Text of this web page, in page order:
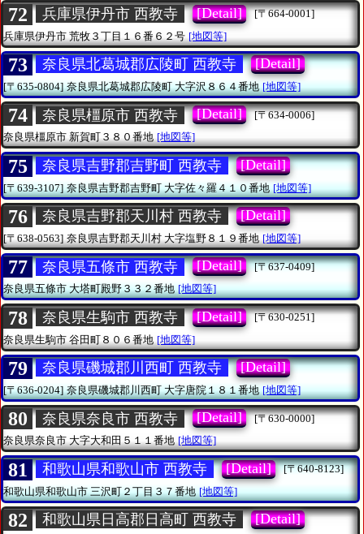
72 兵庫県伊丹市 西教寺 [Detail]
[〒664-0001]
兵庫県伊丹市 荒牧３丁目１６番６２号 [地図等]
73 奈良県北葛城郡広陵町 西教寺 [Detail]
[〒635-0804] 奈良県北葛城郡広陵町大字沢８６４番地 [地図等]
74 奈良県橿原市 西教寺 [Detail]
[〒634-0006]
奈良県橿原市新賀町３８０番地 [地図等]
75 奈良県吉野郡吉野町 西教寺 [Detail]
[〒639-3107] 奈良県吉野郡吉野町大字佐々羅４１０番地 [地図等]
76 奈良県吉野郡天川村 西教寺 [Detail]
[〒638-0563] 奈良県吉野郡天川村 大字塩野８１９番地 [地図等]
77 奈良県五條市 西教寺 [Detail]
[〒637-0409]
奈良県五條市大塔町殿野３３２番地 [地図等]
78 奈良県生駒市 西教寺 [Detail]
[〒630-0251]
奈良県生駒市 谷田町８０６番地 [地図等]
79 奈良県磯城郡川西町 西教寺 [Detail]
[〒636-0204] 奈良県磯城郡川西町大字唐院１８１番地 [地図等]
80 奈良県奈良市 西教寺 [Detail]
[〒630-0000]
奈良県奈良市大字大和田５１１番地 [地図等]
81 和歌山県和歌山市 西教寺 [Detail]
[〒640-8123]
和歌山県和歌山市三沢町２丁目３７番地 [地図等]
82 和歌山県日高郡日高町 西教寺 [Detail]